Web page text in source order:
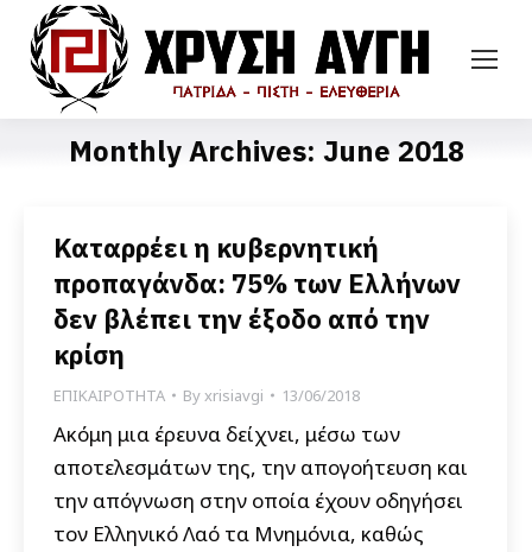
Monthly Archives: June 2018
Καταρρέει η κυβερνητική
προπαγάνδα: 75% των Ελλήνων
δεν βλέπει την έξοδο από την
κρίση
ΕΠΙΚΑΙΡΟΤΗΤΑ Byxrisiavgi 13/06/2018
Ακόμη μια έρευνα δείχνει, μέσω των
αποτελεσμάτων της, την απογοήτευση και
την απόγνωση στην οποία έχουν οδηγήσει
τον Ελληνικό Λαό τα Μνημόνια, καθώς